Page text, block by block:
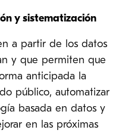
y sistematización
a partir de los datos
y que permiten que
anticipada la
público, automatizar
basada en datos y
en las próximas